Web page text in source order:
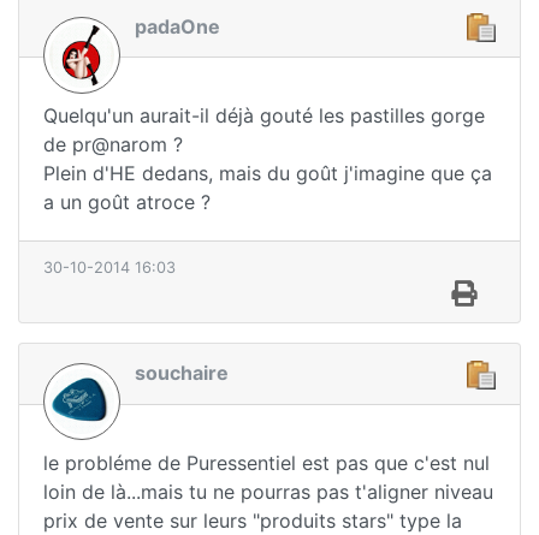
padaOne
Quelqu'un aurait-il déjà gouté les pastilles gorge
de pr@narom ?
Plein d'HE dedans, mais du goût j'imagine que ça
a un goût atroce ?
30-10-2014 16:03
souchaire
le probléme de Puressentiel est pas que c'est nul
loin de là...mais tu ne pourras pas t'aligner niveau
prix de vente sur leurs "produits stars" type la